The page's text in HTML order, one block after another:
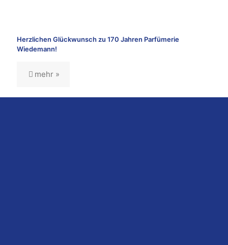
Herzlichen Glückwunsch zu 170 Jahren Parfümerie
Wiedemann!
mehr »